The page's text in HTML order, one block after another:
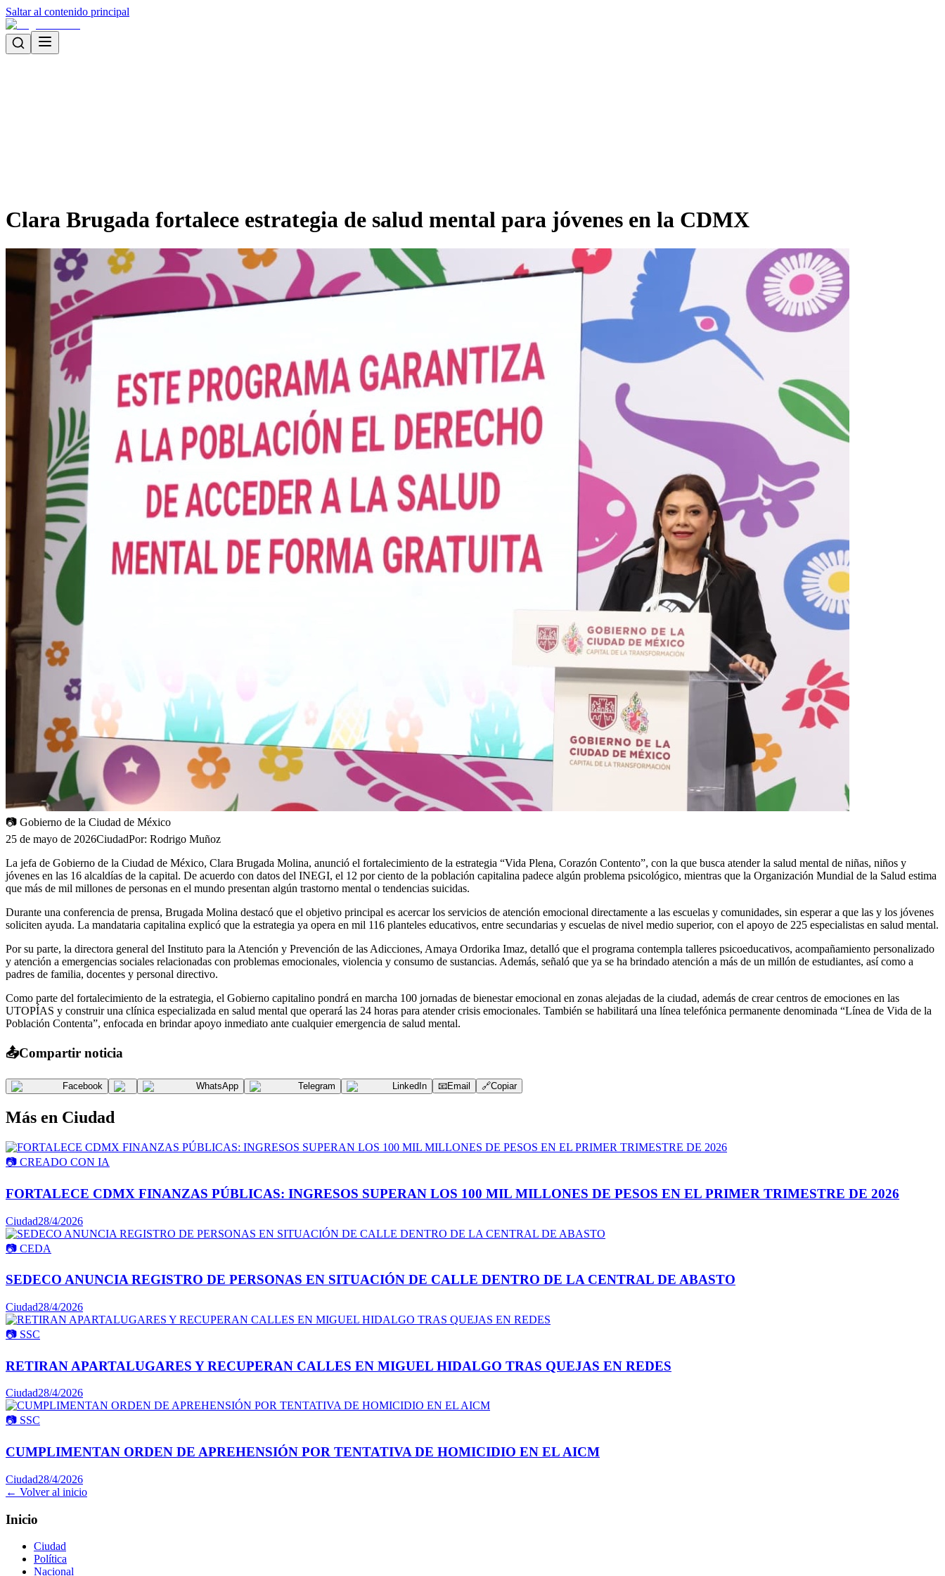
Saltar al contenido principal
Clara Brugada fortalece estrategia de salud mental para jóvenes en la CDMX
📷 Gobierno de la Ciudad de México
25 de mayo de 2026CiudadPor: Rodrigo Muñoz
La jefa de Gobierno de la Ciudad de México, Clara Brugada Molina, anunció el fortalecimiento de la estrategia “Vida Plena, Corazón Contento”, con la que busca atender la salud mental de niñas, niños y
jóvenes en las 16 alcaldías de la capital. De acuerdo con datos del INEGI, el 12 por ciento de la población capitalina padece algún problema psicológico, mientras que la Organización Mundial de la Salud estima
que más de mil millones de personas en el mundo presentan algún trastorno mental o tendencias suicidas.
Durante una conferencia de prensa, Brugada Molina destacó que el objetivo principal es acercar los servicios de atención emocional directamente a las escuelas y comunidades, sin esperar a que las y los jóvenes
soliciten ayuda. La mandataria capitalina explicó que la estrategia ya opera en mil 116 planteles educativos, entre secundarias y escuelas de nivel medio superior, con el apoyo de 225 especialistas en salud mental.
Por su parte, la directora general del Instituto para la Atención y Prevención de las Adicciones, Amaya Ordorika Imaz, detalló que el programa contempla talleres psicoeducativos, acompañamiento personalizado
y atención a emergencias sociales relacionadas con problemas emocionales, violencia y consumo de sustancias. Además, señaló que ya se ha brindado atención a más de un millón de estudiantes, así como a
padres de familia, docentes y personal directivo.
Como parte del fortalecimiento de la estrategia, el Gobierno capitalino pondrá en marcha 100 jornadas de bienestar emocional en zonas alejadas de la ciudad, además de crear centros de emociones en las
UTOPÍAS y construir una clínica especializada en salud mental que operará las 24 horas para atender crisis emocionales. También se habilitará una línea telefónica permanente denominada “Línea de Vida de la
Población Contenta”, enfocada en brindar apoyo inmediato ante cualquier emergencia de salud mental.
📤Compartir noticia
Facebook WhatsApp Telegram LinkedIn 📧Email 🔗Copiar
Más en Ciudad
📷 CREADO CON IA
FORTALECE CDMX FINANZAS PÚBLICAS: INGRESOS SUPERAN LOS 100 MIL MILLONES DE PESOS EN EL PRIMER TRIMESTRE DE 2026
Ciudad28/4/2026
📷 CEDA
SEDECO ANUNCIA REGISTRO DE PERSONAS EN SITUACIÓN DE CALLE DENTRO DE LA CENTRAL DE ABASTO
Ciudad28/4/2026
📷 SSC
RETIRAN APARTALUGARES Y RECUPERAN CALLES EN MIGUEL HIDALGO TRAS QUEJAS EN REDES
Ciudad28/4/2026
📷 SSC
CUMPLIMENTAN ORDEN DE APREHENSIÓN POR TENTATIVA DE HOMICIDIO EN EL AICM
Ciudad28/4/2026
← Volver al inicio
Inicio
Ciudad
Política
Nacional